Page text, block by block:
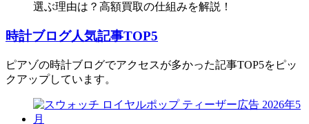
選ぶ理由は？高額買取の仕組みを解説！
時計ブログ人気記事TOP5
ピアゾの時計ブログでアクセスが多かった記事TOP5をピッ
クアップしています。